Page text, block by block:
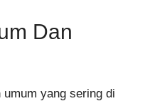
Dan
yang sering di